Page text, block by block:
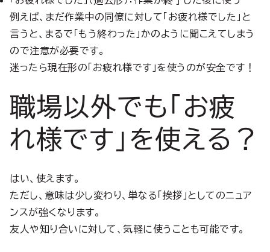
例えば、まだ作業中の同僚に対して「お疲れ様でした」と
言うと、まるで「もう終わった」かのように聞こえてしまう
ので注意が必要です。
迷ったら現在形の「お疲れ様です」を使うのが安全です！
職場以外でも「お疲
れ様です」を使える？
はい、使えます。
ただし、意味は少し変わり、単なる「挨拶」としてのニュア
ンスが強くなります。
友人や知り合いに対して、気軽に使うことも可能です。